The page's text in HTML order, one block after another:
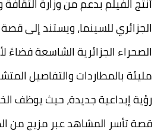
أُنتج الفيلم بدعم من وزارة الثقافة
الجزائري للسينما، ويستند إلى
الصحراء الجزائرية الشاسعة فضاءً
مليئة بالمطاردات والتفاصيل
رؤية إبداعية جديدة، حيث يوظف
قصة تأسر المشاهد عبر مزيج من